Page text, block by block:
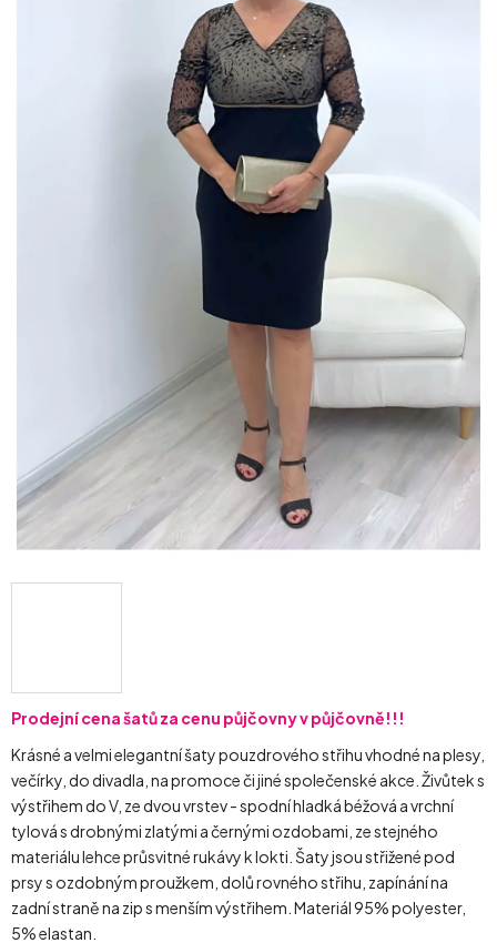
Prodejní cena šatů za cenu půjčovny v půjčovně!!!
Krásné a velmi elegantní šaty pouzdrového střihu vhodné na plesy,
večírky, do divadla, na promoce či jiné společenské akce. Živůtek s
výstřihem do V, ze dvou vrstev - spodní hladká béžová a vrchní
tylová s drobnými zlatými a černými ozdobami, ze stejného
materiálu lehce průsvitné rukávy k lokti. Šaty jsou střižené pod
prsy s ozdobným proužkem, dolů rovného střihu, zapínání na
zadní straně na zip s menším výstřihem. Materiál 95% polyester,
5% elastan.